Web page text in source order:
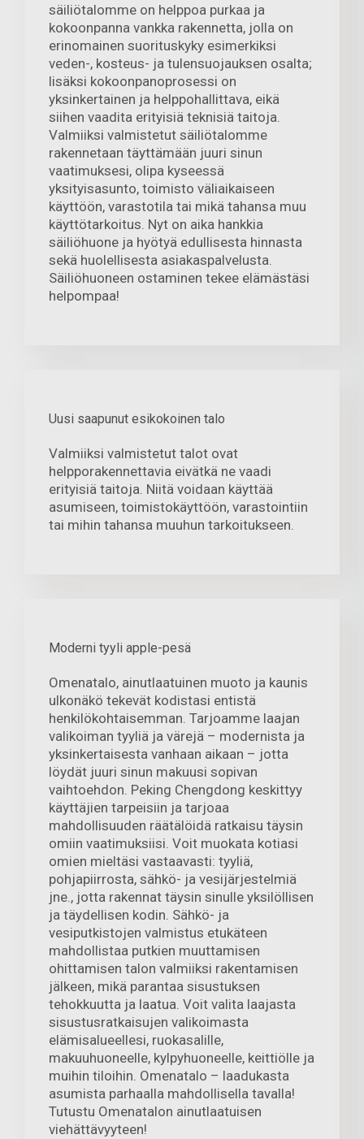
säiliötalomme on helppoa purkaa ja
kokoonpanna vankka rakennetta, jolla on
erinomainen suorituskyky esimerkiksi
veden-, kosteus- ja tulensuojauksen osalta;
lisäksi kokoonpanoprosessi on
yksinkertainen ja helppohallittava, eikä
siihen vaadita erityisiä teknisiä taitoja.
Valmiiksi valmistetut säiliötalomme
rakennetaan täyttämään juuri sinun
vaatimuksesi, olipa kyseessä
yksityisasunto, toimisto väliaikaiseen
käyttöön, varastotila tai mikä tahansa muu
käyttötarkoitus. Nyt on aika hankkia
säiliöhuone ja hyötyä edullisesta hinnasta
sekä huolellisesta asiakaspalvelusta.
Säiliöhuoneen ostaminen tekee elämästäsi
helpompaa!
Uusi saapunut esikokoinen talo
Valmiiksi valmistetut talot ovat
helpporakennettavia eivätkä ne vaadi
erityisiä taitoja. Niitä voidaan käyttää
asumiseen, toimistokäyttöön, varastointiin
tai mihin tahansa muuhun tarkoitukseen.
Moderni tyyli apple-pesä
Omenatalo, ainutlaatuinen muoto ja kaunis
ulkonäkö tekevät kodistasi entistä
henkilökohtaisemman. Tarjoamme laajan
valikoiman tyyliä ja värejä – modernista ja
yksinkertaisesta vanhaan aikaan – jotta
löydät juuri sinun makuusi sopivan
vaihtoehdon. Peking Chengdong keskittyy
käyttäjien tarpeisiin ja tarjoaa
mahdollisuuden räätälöidä ratkaisu täysin
omiin vaatimuksiisi. Voit muokata kotiasi
omien mieltäsi vastaavasti: tyyliä,
pohjapiirrosta, sähkö- ja vesijärjestelmiä
jne., jotta rakennat täysin sinulle yksilöllisen
ja täydellisen kodin. Sähkö- ja
vesiputkistojen valmistus etukäteen
mahdollistaa putkien muuttamisen
ohittamisen talon valmiiksi rakentamisen
jälkeen, mikä parantaa sisustuksen
tehokkuutta ja laatua. Voit valita laajasta
sisustusratkaisujen valikoimasta
elämisalueellesi, ruokasalille,
makuuhuoneelle, kylpyhuoneelle, keittiölle ja
muihin tiloihin. Omenatalo – laadukasta
asumista parhaalla mahdollisella tavalla!
Tutustu Omenatalon ainutlaatuisen
viehättävyyteen!